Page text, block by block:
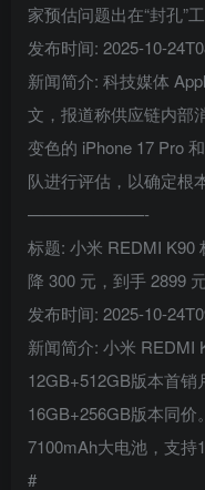
家预估问题出在“封孔”
发布时间: 2025-10-
新闻简介: 科技媒体
文，报道称供应链内部
变色的 iPhone 17 Pro
队进行评估，以确定根
———————-
标题: 小米 REDMI K90
降 300 元，到手 2899 元
发布时间: 2025-10-
新闻简介: 小米 REDMI
12GB+512GB版本首
16GB+256GB版本同价
7100mAh大电池，支持
#